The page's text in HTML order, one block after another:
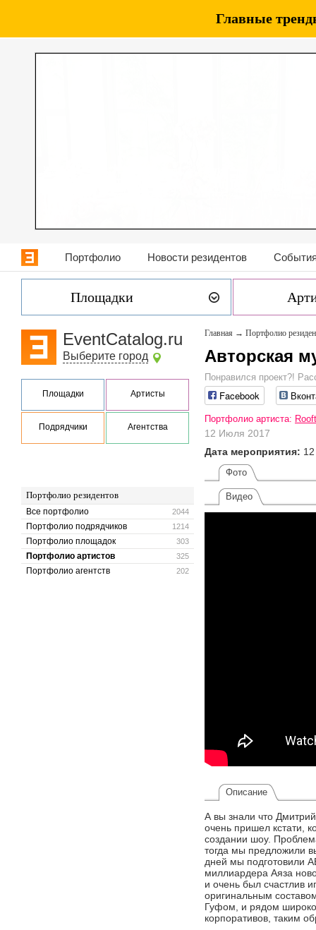
Главные
Портфолио Новости резидентов
Площадки
EventCatalog.ru
Выберите город
Площадки Артисты
Подрядчики Агентства
Портфолио резидентов
2044
Все портфолио
1214
Портфолио подрядчиков
303
Портфолио площадок
325
Портфолио артистов
202
Портфолио агентств
Главная → Портфолио
Авторская
Понравился проект?!
Facebook
Портфолио артиста:
12 Июля 2017
Дата мероприятия:
Фото
Видео
Описание
А вы знали что
очень пришел кстати,
создании шоу.
тогда мы предложили
дней мы подготовили
миллиардера Аяза
и очень был счастлив
оригинальным
Гуфом, и рядом широко
корпоративов, таким